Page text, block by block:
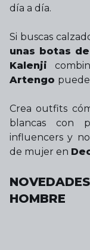
día a día.
Si buscas
unas botas
Kalenji
Artengo
Crea outfits
blancas con
influencers y
de mujer en
HOMBRE